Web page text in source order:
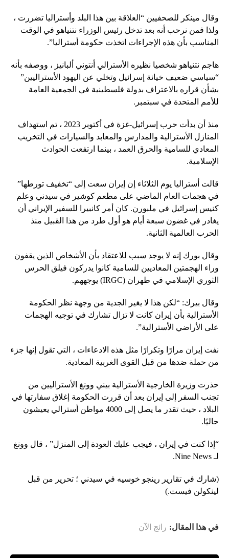
وقال مينكر للصحفيين “العلاقة بين هذا البلد وأستراليا تضررت ،
ولذا فمن نرحب أنه بعد تدخل رئيس الوزراء نتنياهو في الوقت
المناسب بأن هذه الإجراءات اتخذت حكومة أستراليا”.
هاجم نتنياهو شخصيا نظيره الأسترالي أنتوني ألبانيز ، ووصفه بأنه
“سياسي ضعيف خيانة إسرائيل وتخلي عن اليهود الأستراليين”
بشأن قراره بالاعتراف بدولة فلسطينية في الجمعية العامة
للأمم المتحدة في سبتمبر.
منذ أن بدأت حرب إسرائيل-غزة في أكتوبر 2023 ، تم استهداف
المنازل الأسترالية والمدارس والمعابد والسيارات في التخريب
المعادي للسامية والحرق العمد ، بينما ارتفعت الحوادث
الإسلامية.
قالت أستراليا يوم الثلاثاء إن إيران سعت إلى “تخفيف تورطها”
في هجمات العام الماضي على مطعم كوشير في سيدني وعلم
كنيس إسرائيل في ملبورن. كان أمر كانبيرا للسفير الإيراني أن
يغادر في غضون سبعة أيام هو أول طرد من هذا القبيل منذ
الحرب العالمية الثانية.
وقال بورك إنه لا يوجد سبب للاعتقاد بأن الأشخاص الذين يقفون
وراء الهجمتين المعاديين للسامية كانوا يدركون فيلق الحرس
الثوري الإسلامي في طهران (IRGC) يوجههم.
وقال بيرك: “لكن هذا لا يغير الجدية من وجهة نظر الحكومة
الأسترالية بأن إيران كانت لا تزال تشارك في توجيه الهجمات
على الأراضي الأسترالية”.
نفت إيران مرارًا وتكرارًا مثل هذه الادعاءات ، التي تقول إنها جزء
من حملة ضدها من قبل القوى الغربية المعادية.
حذرت وزيرة الخارجية الأسترالية بيني وونغ الأستراليين من
تجنب السفر إلى إيران بعد أن قررت الحكومة إغلاق سفارتها في
البلاد ، حيث تقدر ما يصل إلى 4000 مواطن أسترالي يعيشون
حاليًا.
“إذا كنت في إيران ، فيجب عليك العودة إلى المنزل” ، قال وونغ
لـ Nine News.
(شارك في تقارير رينجو خوسيه في سيدني ؛ تحرير من قبل
لينكولن فيست.)
في هذا المقال: رائج الآن